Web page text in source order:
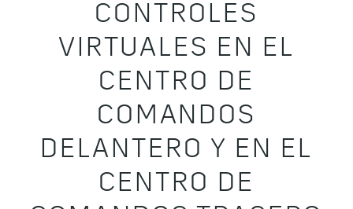
CONTROLES
VIRTUALES EN EL
CENTRO DE
COMANDOS
DELANTERO Y EN EL
CENTRO DE